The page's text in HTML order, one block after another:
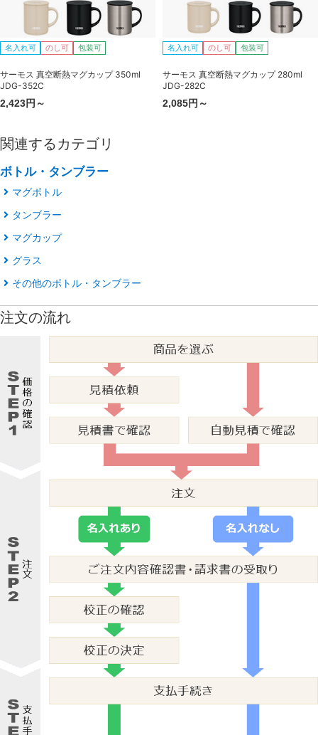
名入れ可 のし可 包装可
サーモス 真空断熱マグカップ 350ml
JDG-352C
2,423円～
名入れ可 のし可 包装可
サーモス 真空断熱マグカップ 280ml
JDG-282C
2,085円～
関連するカテゴリ
ボトル・タンブラー
マグボトル
タンブラー
マグカップ
グラス
その他のボトル・タンブラー
注文の流れ